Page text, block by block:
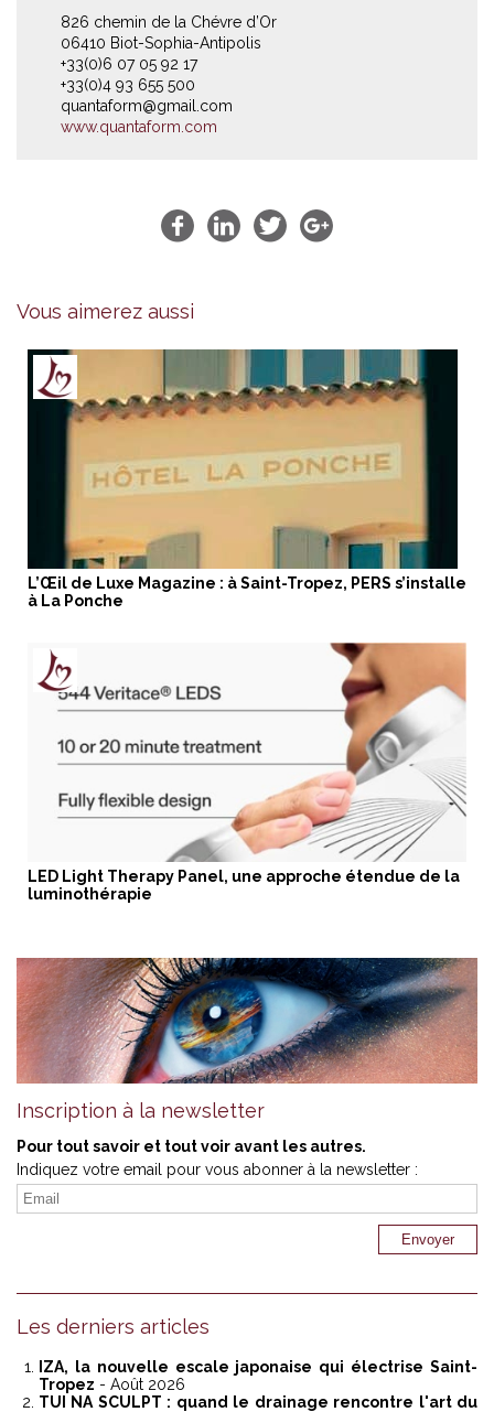
826 chemin de la Chévre d’Or
06410 Biot-Sophia-Antipolis
+33(0)6 07 05 92 17
+33(0)4 93 655 500
quantaform@gmail.com
www.quantaform.com
Vous aimerez aussi
L’Œil de Luxe Magazine : à Saint-Tropez, PERS s’installe
à La Ponche
LED Light Therapy Panel, une approche étendue de la
luminothérapie
Inscription à la newsletter
Pour tout savoir et tout voir avant les autres.
Indiquez votre email pour vous abonner à la newsletter :
Les derniers articles
IZA, la nouvelle escale japonaise qui électrise Saint-
Tropez - Août 2026
TUI NA SCULPT : quand le drainage rencontre l'art du